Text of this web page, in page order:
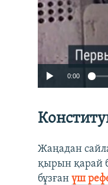
0:00
Жаңадан
қырын қарай
бұзған үш